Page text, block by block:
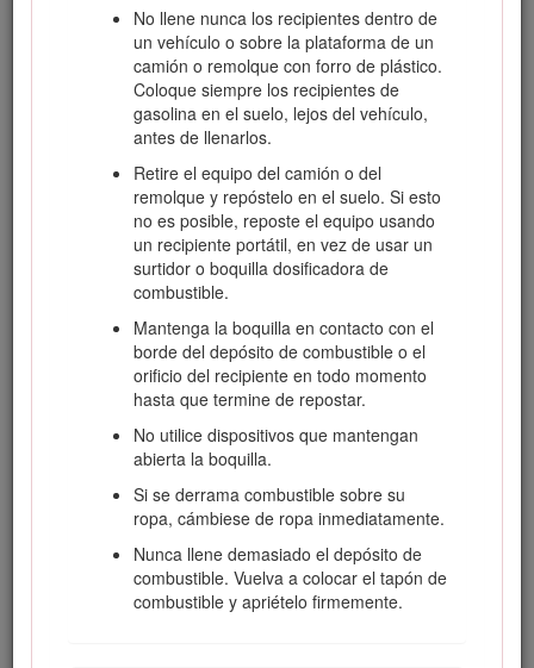
No llene nunca los recipientes dentro de
un vehículo o sobre la plataforma de un
camión o remolque con forro de plástico.
Coloque siempre los recipientes de
gasolina en el suelo, lejos del vehículo,
antes de llenarlos.
Retire el equipo del camión o del
remolque y repóstelo en el suelo. Si esto
no es posible, reposte el equipo usando
un recipiente portátil, en vez de usar un
surtidor o boquilla dosificadora de
combustible.
Mantenga la boquilla en contacto con el
borde del depósito de combustible o el
orificio del recipiente en todo momento
hasta que termine de repostar.
No utilice dispositivos que mantengan
abierta la boquilla.
Si se derrama combustible sobre su
ropa, cámbiese de ropa inmediatamente.
Nunca llene demasiado el depósito de
combustible. Vuelva a colocar el tapón de
combustible y apriételo firmemente.
No haga funcionar el motor dentro de un edificio o en
un lugar cerrado.
Para asegurar la máxima seguridad, el mejor
rendimiento, y para adquirir conocimientos sobre el
producto, es imprescindible que usted y cualquier otra
persona que opere el cortacésped lea y comprenda el
contenido de este manual antes de poner en marcha el
motor. Preste atención especial al símbolo de alerta de
seguridad (Figura2), que significa Cuidado,
Advertencia o Peligro. Lea y comprenda la instrucción
porque tiene que ver con su seguridad. El
incumplimiento de estas instrucciones puede dar lugar
a lesiones personales.
Seguridad en general
Esta máquina es capaz de amputar manos y pies y de
lanzar objetos al aire. El no observar las siguientes
instrucciones de seguridad puede dar lugar a lesiones
corporales graves e incluso la muerte.
Las siguientes instrucciones han sido adaptadas de la
norma ANSI/OPEI B71.4-2012.